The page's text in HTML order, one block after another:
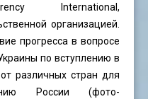
International,
организацией.
прогресса в вопросе
по вступлению в
различных стран для
России (фото-